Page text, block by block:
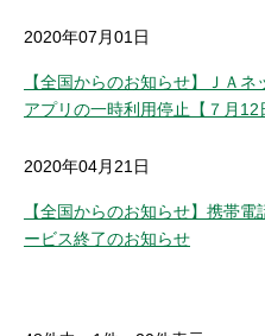
2020年07月01日
【全国からのお知らせ】ＪＡ
アプリの一時利用停止【７月12
2020年04月21日
【全国からのお知らせ】携帯
ービス終了のお知らせ